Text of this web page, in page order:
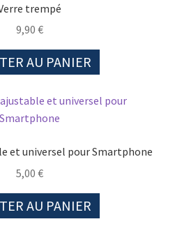
trempé
9,90 €
AU PANIER
et universel pour Smartphone
5,00 €
AU PANIER